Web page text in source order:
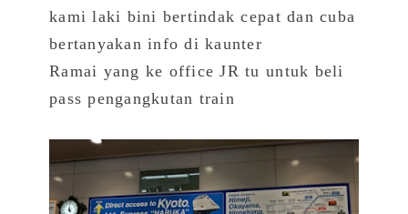
kami laki bini bertindak cepat dan cuba
bertanyakan info di kaunter
Ramai yang ke office JR tu untuk beli
pass pengangkutan train